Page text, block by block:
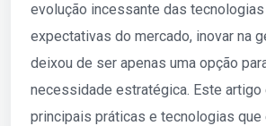
evolução incessante das
expectativas do mercado, inovar na
deixou de ser apenas uma opção
necessidade estratégica. Este artigo
principais práticas e tecnologias que